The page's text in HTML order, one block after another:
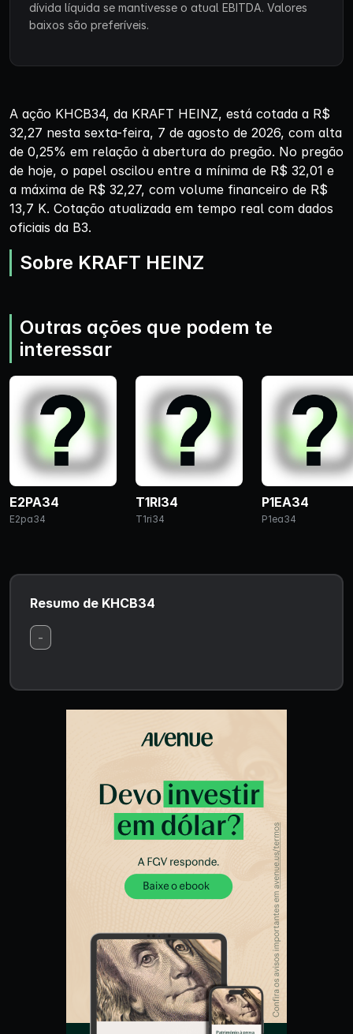
dívida líquida se mantivesse o atual EBITDA. Valores
baixos são preferíveis.
A ação KHCB34, da KRAFT HEINZ, está cotada a R$
32,27 nesta sexta-feira, 7 de agosto de 2026, com alta
de 0,25% em relação à abertura do pregão. No pregão
de hoje, o papel oscilou entre a mínima de R$ 32,01 e
a máxima de R$ 32,27, com volume financeiro de R$
13,7 K. Cotação atualizada em tempo real com dados
oficiais da B3.
Sobre KRAFT HEINZ
Outras ações que podem te
interessar
E2PA34
E2pa34
T1RI34
T1ri34
P1EA34
P1ea34
Resumo de KHCB34
-